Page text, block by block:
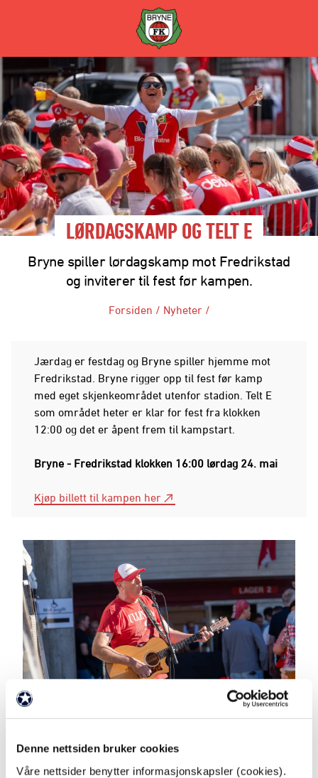
Denne nettsiden bruker cookies
Våre nettsider benytter informasjonskapsler (cookies).
LØRDAGSKAMP OG TELT E
Bryne spiller lørdagskamp mot Fredrikstad
og inviterer til fest før kampen.
Forsiden / Nyheter /
Jærdag er festdag og Bryne spiller hjemme mot
Fredrikstad. Bryne rigger opp til fest før kamp
med eget skjenkeområdet utenfor stadion. Telt E
som området heter er klar for fest fra klokken
12:00 og det er åpent frem til kampstart.
Bryne - Fredrikstad klokken 16:00 lørdag 24. mai
Kjøp billett til kampen her
Brynesanger og andre allsanger